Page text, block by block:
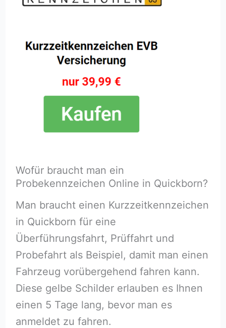
Wofür braucht man ein
Probekennzeichen Online in Quickborn?
Man braucht einen Kurzzeitkennzeichen
in Quickborn für eine
Überführungsfahrt, Prüffahrt und
Probefahrt als Beispiel, damit man einen
Fahrzeug vorübergehend fahren kann.
Diese gelbe Schilder erlauben es Ihnen
einen 5 Tage lang, bevor man es
anmeldet zu fahren.